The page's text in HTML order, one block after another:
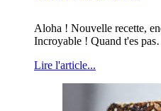
Aloha ! Nouvelle recette,
Incroyable ! Quand t'es
Lire l'article...